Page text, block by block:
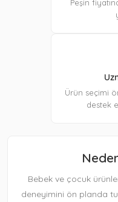
Peşin
Ürün seçimi
destek
Bebek ve çocuk
deneyimini ön planda